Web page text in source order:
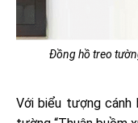
Đồng hồ treo
Với biểu tượng cánh